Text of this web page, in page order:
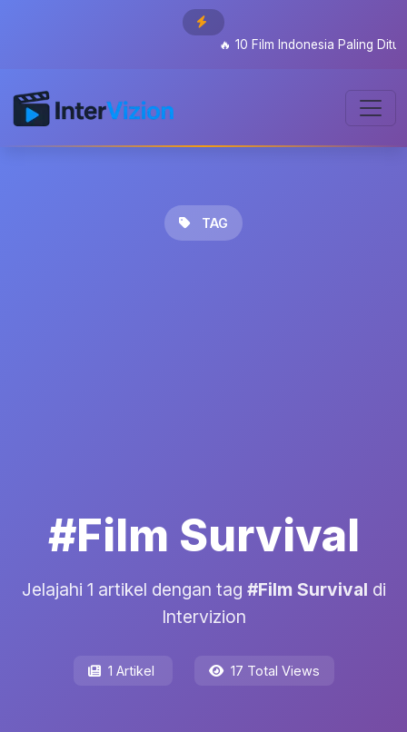
10 Film Indonesia Paling
TAG
#Film Survival
Jelajahi 1 artikel dengan tag #Film Survival di
Intervizion
1 Artikel 17 Total Views